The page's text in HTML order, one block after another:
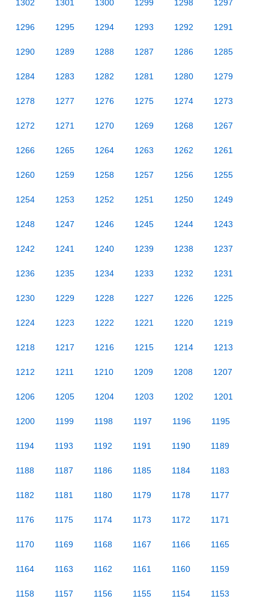
1302 1301 1300 1299 1298 1297
1296 1295 1294 1293 1292 1291
1290 1289 1288 1287 1286 1285
1284 1283 1282 1281 1280 1279
1278 1277 1276 1275 1274 1273
1272 1271 1270 1269 1268 1267
1266 1265 1264 1263 1262 1261
1260 1259 1258 1257 1256 1255
1254 1253 1252 1251 1250 1249
1248 1247 1246 1245 1244 1243
1242 1241 1240 1239 1238 1237
1236 1235 1234 1233 1232 1231
1230 1229 1228 1227 1226 1225
1224 1223 1222 1221 1220 1219
1218 1217 1216 1215 1214 1213
1212 1211 1210 1209 1208 1207
1206 1205 1204 1203 1202 1201
1200 1199 1198 1197 1196 1195
1194 1193 1192 1191 1190 1189
1188 1187 1186 1185 1184 1183
1182 1181 1180 1179 1178 1177
1176 1175 1174 1173 1172 1171
1170 1169 1168 1167 1166 1165
1164 1163 1162 1161 1160 1159
1158 1157 1156 1155 1154 1153